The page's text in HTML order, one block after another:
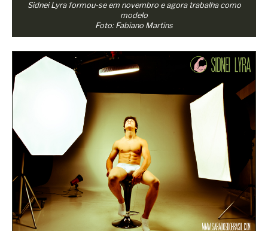
Sidnei Lyra formou-se em novembro e agora trabalha como
modelo
Foto: Fabiano Martins